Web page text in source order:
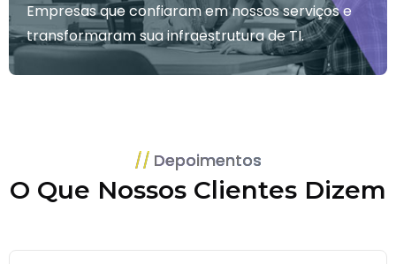
Empresas que confiaram em nossos serviços e
transformaram sua infraestrutura de TI.
Depoimentos
O Que Nossos Clientes Dizem